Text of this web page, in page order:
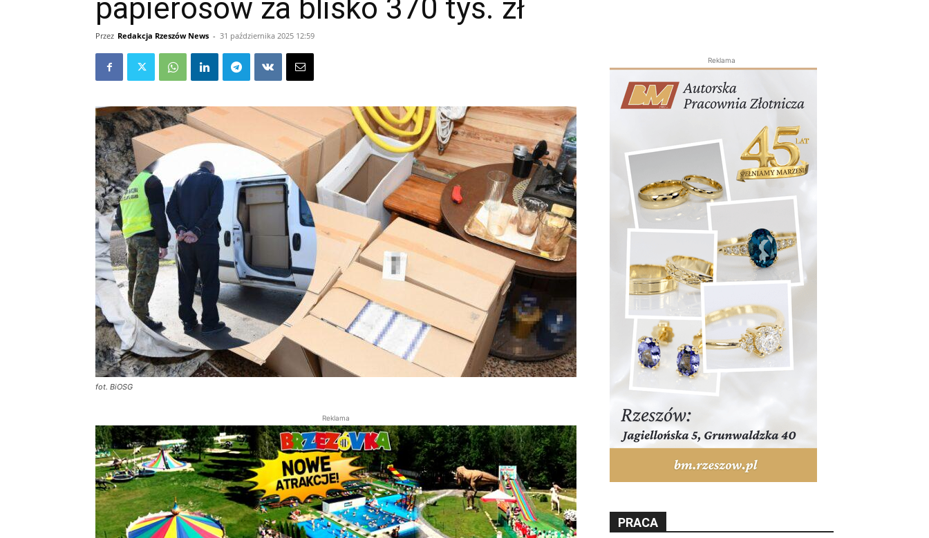
papierosów za blisko 370 tys. zł
Przez Redakcja Rzeszów News - 31 października 2025 12:59
fot. BiOSG
Reklama
Reklama
PRACA